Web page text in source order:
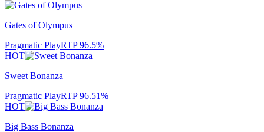
Gates of Olympus
Pragmatic PlayRTP96.5%
HOT
Sweet Bonanza
Pragmatic PlayRTP96.51%
HOT
Big Bass Bonanza